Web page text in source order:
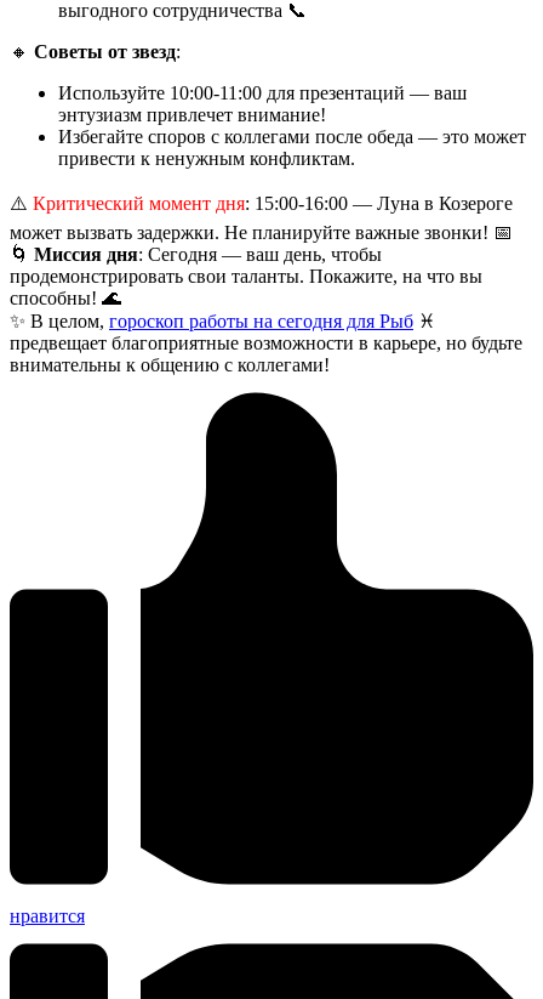
выгодного сотрудничества 📞
🔸 Советы от звезд:
Используйте 10:00-11:00 для презентаций — ваш
энтузиазм привлечет внимание!
Избегайте споров с коллегами после обеда — это может
привести к ненужным конфликтам.
⚠️ Критический момент дня: 15:00-16:00 — Луна в Козероге
может вызвать задержки. Не планируйте важные звонки! 📅
🌀 Миссия дня: Сегодня — ваш день, чтобы
продемонстрировать свои таланты. Покажите, на что вы
способны! 🌊
✨ В целом, гороскоп работы на сегодня для Рыб ♓
предвещает благоприятные возможности в карьере, но будьте
внимательны к общению с коллегами!
нравится